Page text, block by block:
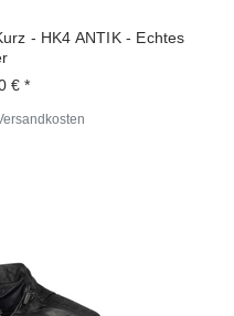
- HK4 ANTIK - Echtes
€ *